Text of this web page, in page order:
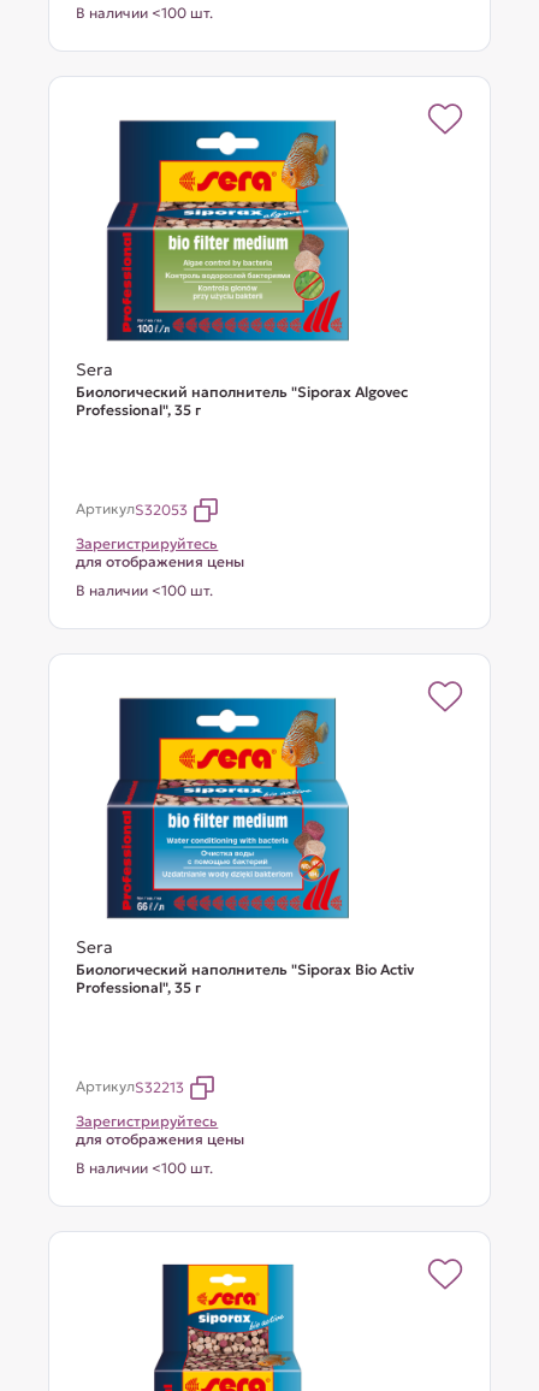
В наличии <100 шт.
Sera
Биологический наполнитель "Siporax Algovec
Professional", 35 г
АртикулS32053
Зарегистрируйтесь
для отображения цены
В наличии <100 шт.
Sera
Биологический наполнитель "Siporax Bio Activ
Professional", 35 г
АртикулS32213
Зарегистрируйтесь
для отображения цены
В наличии <100 шт.